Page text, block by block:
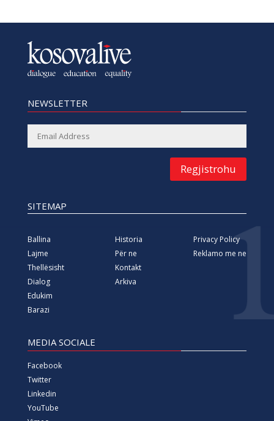
NEWSLETTER
Regjistrohu
SITEMAP
Ballina
Lajme
Thellësisht
Dialog
Edukim
Barazi
Historia
Për ne
Kontakt
Arkiva
Privacy Policy
Reklamo me ne
MEDIA SOCIALE
Facebook
Twitter
Linkedin
YouTube